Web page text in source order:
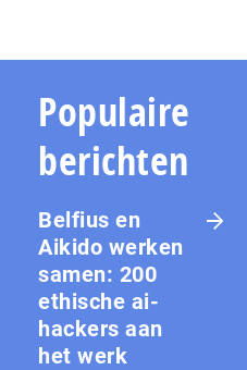
Populaire
berichten
Belfius en
Aikido werken
samen: 200
ethische ai-
hackers aan
het werk